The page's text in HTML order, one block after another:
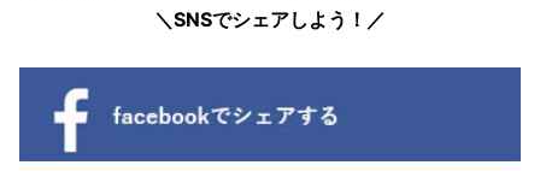
＼SNSでシェアしよう！／